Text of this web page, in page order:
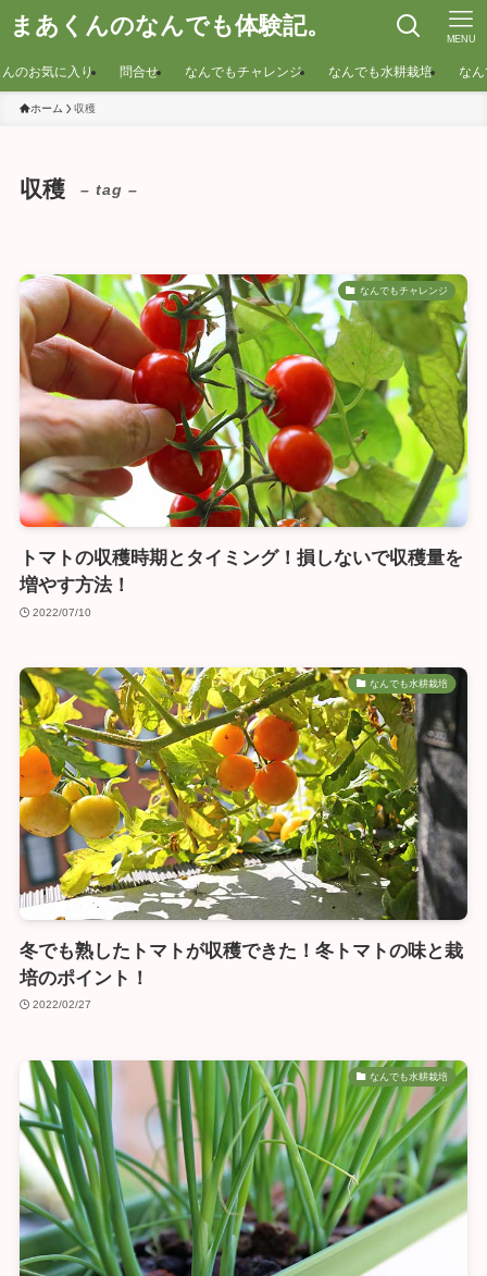
まあくんのなんでも体験記。 MENU
のお気に入り 問合せ なんでもチャレンジ なんでも水耕栽培 な
ホーム 収穫
収穫 – tag –
なんでもチャレンジ
トマトの収穫時期とタイミング！損しないで収穫量を
増やす方法！
2022/07/10
なんでも水耕栽培
冬でも熟したトマトが収穫できた！冬トマトの味と栽
培のポイント！
2022/02/27
なんでも水耕栽培